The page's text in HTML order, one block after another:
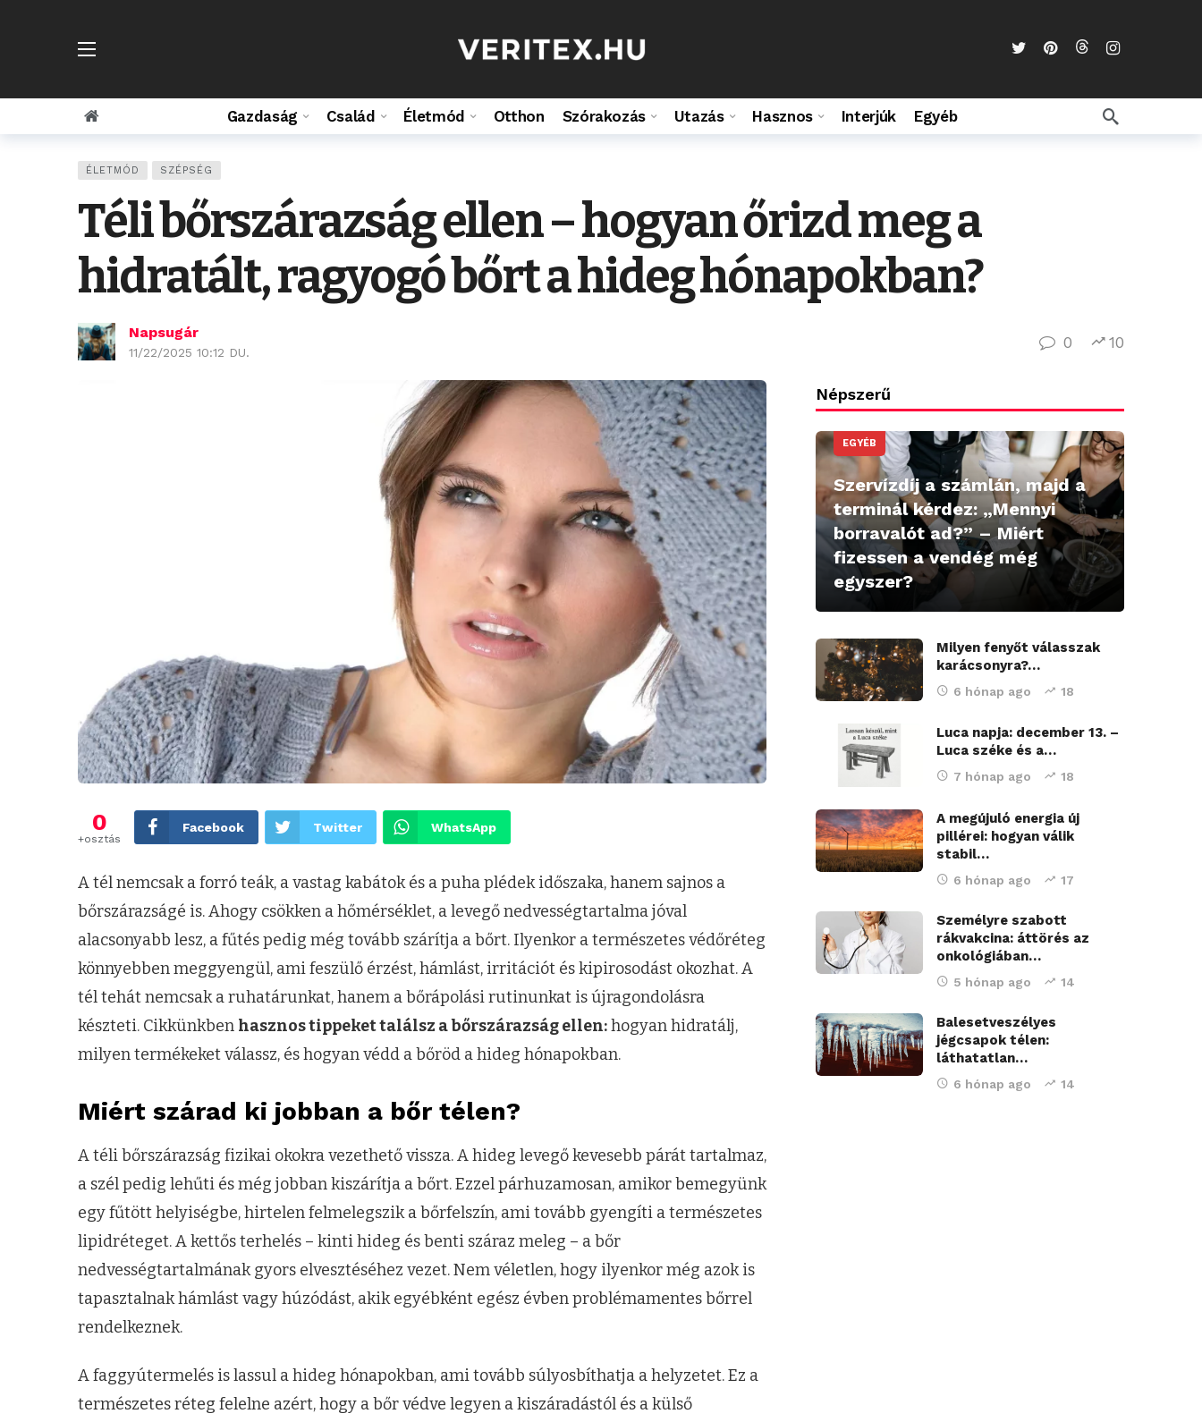
Gazdaság Család Életmód Otthon Szórakozás Utazás Hasznos Interjúk Egyéb
ÉLETMÓD SZÉPSÉG
Téli bőrszárazság ellen – hogyan őrizd meg a
hidratált, ragyogó bőrt a hideg hónapokban?
Napsugár
11/22/2025 10:12 DU.
0 10
0
+osztás
Facebook Twitter WhatsApp
A tél nemcsak a forró teák, a vastag kabátok és a puha plédek időszaka, hanem sajnos a
bőrszárazságé is. Ahogy csökken a hőmérséklet, a levegő nedvességtartalma jóval
alacsonyabb lesz, a fűtés pedig még tovább szárítja a bőrt. Ilyenkor a természetes védőréteg
könnyebben meggyengül, ami feszülő érzést, hámlást, irritációt és kipirosodást okozhat. A
tél tehát nemcsak a ruhatárunkat, hanem a bőrápolási rutinunkat is újragondolásra
készteti. Cikkünkben hasznos tippeket találsz a bőrszárazság ellen:hogyan hidratálj,
milyen termékeket válassz, és hogyan védd a bőröd a hideg hónapokban.
Miért szárad ki jobban a bőr télen?
A téli bőrszárazság fizikai okokra vezethető vissza. A hideg levegő kevesebb párát tartalmaz,
a szél pedig lehűti és még jobban kiszárítja a bőrt. Ezzel párhuzamosan, amikor bemegyünk
egy fűtött helyiségbe, hirtelen felmelegszik a bőrfelszín, ami tovább gyengíti a természetes
lipidréteget. A kettős terhelés – kinti hideg és benti száraz meleg – a bőr
nedvességtartalmának gyors elvesztéséhez vezet. Nem véletlen, hogy ilyenkor még azok is
tapasztalnak hámlást vagy húzódást, akik egyébként egész évben problémamentes bőrrel
rendelkeznek.
A faggyútermelés is lassul a hideg hónapokban, ami tovább súlyosbíthatja a helyzetet. Ez a
természetes réteg felelne azért, hogy a bőr védve legyen a kiszáradástól és a külső
Népszerű
EGYÉB
Szervízdíj a számlán, majd a
terminál kérdez: „Mennyi
borravalót ad?” – Miért
fizessen a vendég még
egyszer?
Milyen fenyőt válasszak
karácsonyra?…
6 hónap ago 18
Luca napja: december 13. –
Luca széke és a…
7 hónap ago 18
A megújuló energia új
pillérei: hogyan válik
stabil…
6 hónap ago 17
Személyre szabott
rákvakcina: áttörés az
onkológiában…
5 hónap ago 14
Balesetveszélyes
jégcsapok télen:
láthatatlan…
6 hónap ago 14